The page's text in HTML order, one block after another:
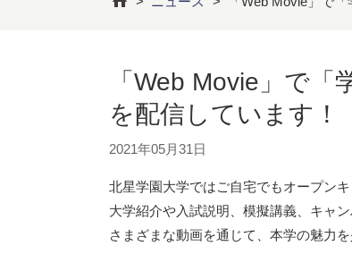
「Web Movie」で
を配信しています！
2021年05月31日
北星学園大学ではご自宅でもオープン
大学紹介や入試説明、模擬講義、キャ
さまざまな動画を通じて、本学の魅力